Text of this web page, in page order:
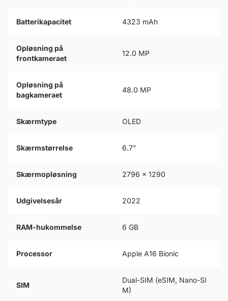
Batterikapacitet 4323 mAh
Opløsning på
frontkameraet
12.0 MP
Opløsning på
bagkameraet
48.0 MP
Skærmtype OLED
Skærmstørrelse 6.7"
Skærmopløsning 2796 x 1290
Udgivelsesår 2022
RAM-hukommelse 6 GB
Processor Apple A16 Bionic
SIM
Dual-SIM (eSIM, Nano-SI
M)